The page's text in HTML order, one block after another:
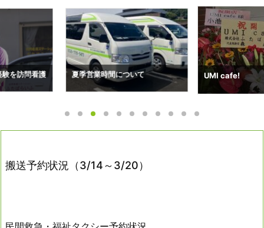
て UMI cafe! 搬送予約状況
搬送予約状況（3/14～3/20）